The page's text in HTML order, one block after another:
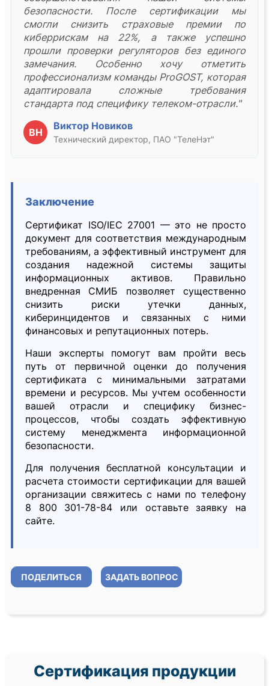
безопасности. После сертификации мы
смогли снизить страховые премии по
киберрискам на 22%, а также успешно
прошли проверки регуляторов без единого
замечания. Особенно хочу отметить
профессионализм команды ProGOST, которая
адаптировала сложные требования
стандарта под специфику телеком-отрасли."
ВН
Виктор Новиков
Технический директор, ПАО "ТелеНэт"
Заключение
Сертификат ISO/IEC 27001 — это не просто
документ для соответствия международным
требованиям, а эффективный инструмент для
создания надежной системы защиты
информационных активов. Правильно
внедренная СМИБ позволяет существенно
снизить риски утечки данных,
киберинцидентов и связанных с ними
финансовых и репутационных потерь.
Наши эксперты помогут вам пройти весь
путь от первичной оценки до получения
сертификата с минимальными затратами
времени и ресурсов. Мы учтем особенности
вашей отрасли и специфику бизнес-
процессов, чтобы создать эффективную
систему менеджмента информационной
безопасности.
Для получения бесплатной консультации и
расчета стоимости сертификации для вашей
организации свяжитесь с нами по телефону
8 800 301-78-84 или оставьте заявку на
сайте.
ПОДЕЛИТЬСЯ ЗАДАТЬ ВОПРОС
Сертификация продукции